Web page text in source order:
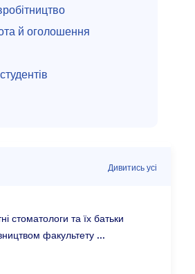
й оголошення
Дивитись усі
стоматологи та їх батьки
факультету